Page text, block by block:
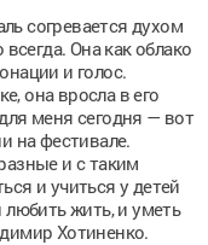
согревается духом
Она как облако
и голос.
она вросла в его
меня сегодня — вот
на фестивале.
и с таким
и учиться у детей
жить, и уметь
Хотиненко.